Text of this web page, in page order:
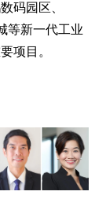
码园区、
等新一代工业
项目。